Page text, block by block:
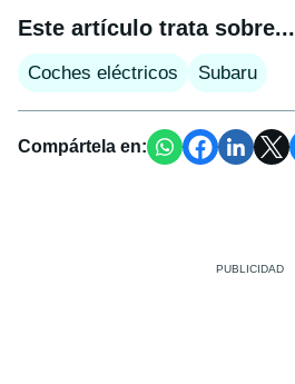
Este artículo trata sobre...
Coches eléctricos Subaru
Compártela en: